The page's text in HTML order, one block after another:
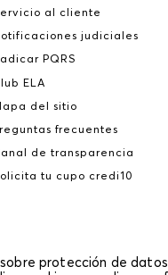
al cliente
judiciales
PQRS
ELA
del sitio
frecuentes
de transparencia
tu cupo credi10
protección de